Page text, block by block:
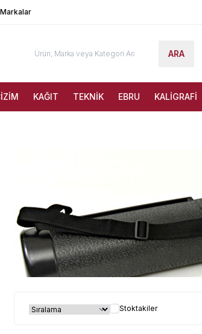
ARA
KAĞIT TEKNİK EBRU KALİGRAFİ
Stoktakiler